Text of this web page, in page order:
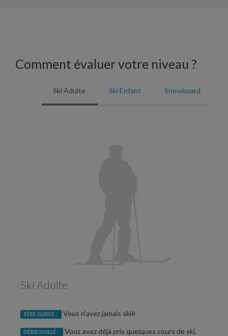
Comment évaluer votre niveau ?
Ski Adulte Ski Enfant Snowboard
Ski Adulte
1ÈRE GLISSE : Vous n'avez jamais skié
DÉBROUILLÉ :
Vous avez déjà pris quelques cours de ski,